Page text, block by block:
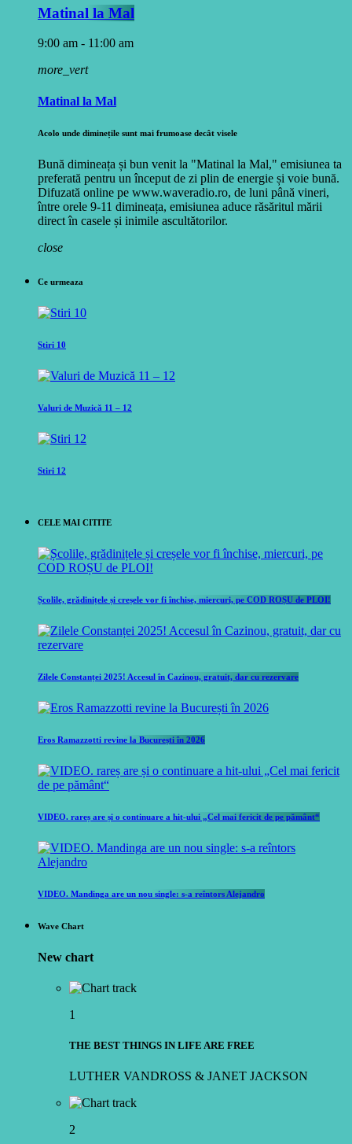
Matinal la Mal
9:00 am - 11:00 am
more_vert
Matinal la Mal
Acolo unde diminețile sunt mai frumoase decât visele
Bună dimineața și bun venit la "Matinal la Mal," emisiunea ta
preferată pentru un început de zi plin de energie și voie bună.
Difuzată online pe www.waveradio.ro, de luni până vineri,
între orele 9-11 dimineața, emisiunea aduce răsăritul mării
direct în casele și inimile ascultătorilor.
close
Ce urmeaza
Stiri 10
Valuri de Muzică 11 – 12
Stiri 12
CELE MAI CITITE
Școlile, grădinițele și creșele vor fi închise, miercuri, pe COD ROȘU de PLOI!
Zilele Constanței 2025! Accesul în Cazinou, gratuit, dar cu rezervare
Eros Ramazzotti revine la București în 2026
VIDEO. rareș are și o continuare a hit-ului „Cel mai fericit de pe pământ“
VIDEO. Mandinga are un nou single: s-a reîntors Alejandro
Wave Chart
New chart
1
THE BEST THINGS IN LIFE ARE FREE
LUTHER VANDROSS & JANET JACKSON
2